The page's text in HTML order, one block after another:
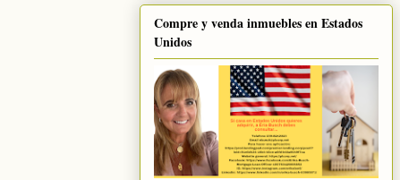
Compre y venda inmuebles en Estados
Unidos